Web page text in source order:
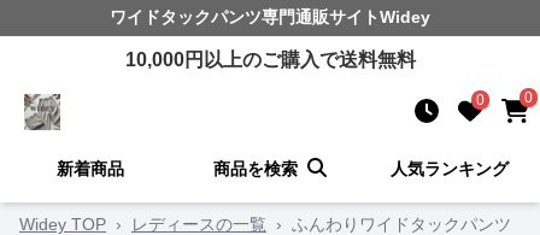
ワイドタックパンツ専門通販サイトWidey
10,000円以上のご購入で送料無料
0 0
新着商品 商品を検索 人気ランキング
Widey TOP › レディースの一覧 › ふんわりワイドタックパンツ